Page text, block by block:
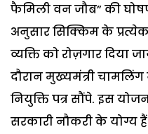
फैमिली वन जौब” की
अनुसार सिक्किम के
व्यक्ति को रोज़गार दिया
दौरान मुख्यमंत्री
नियुक्ति पत्र सौंपे. इस
सरकारी नौकरी के योग्य